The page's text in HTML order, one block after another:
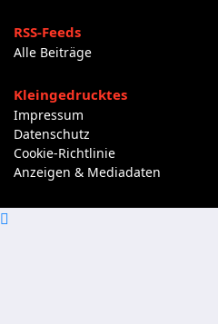
RSS-Feeds
Alle Beiträge
Kleingedrucktes
Impressum
Datenschutz
Cookie-Richtlinie
Anzeigen & Mediadaten